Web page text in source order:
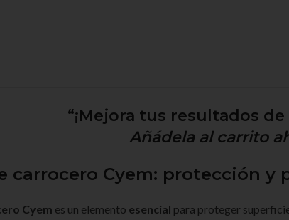
“¡Mejora tus resultados
Añádela al carrito
carrocero Cyem: protección y
Cyem es un elemento esencial para proteger